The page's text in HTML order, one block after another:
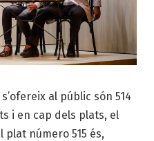
al públic són 514
i en cap dels plats, el
plat número 515 és,